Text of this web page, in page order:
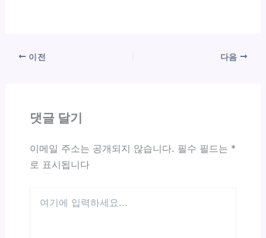
이전 다음
댓글 달기
이메일 주소는 공개되지 않습니다. 필수 필드는 *
로 표시됩니다